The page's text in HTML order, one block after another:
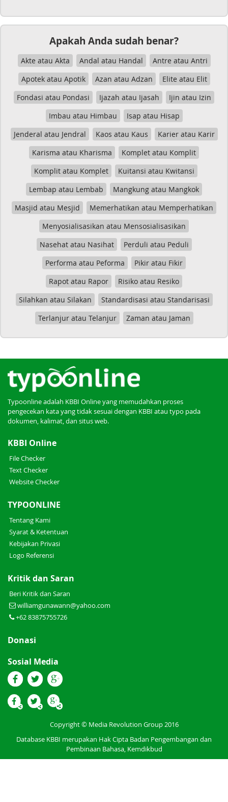
Apakah Anda sudah benar?
Akte atau Akta Andal atau Handal
Antre atau Antri
Apotek atau Apotik
Azan atau Adzan
Elite atau Elit
Fondasi atau Pondasi
Ijazah atau Ijasah
Ijin atau Izin
Imbau atau Himbau
Isap atau Hisap
Jenderal atau Jendral
Kaos atau Kaus
Karier atau Karir
Karisma atau Kharisma
Komplet atau Komplit
Komplit atau Komplet
Kuitansi atau Kwitansi
Lembap atau Lembab
Mangkung atau Mangkok
Masjid atau Mesjid
Memerhatikan atau Memperhatikan
Menyosialisasikan atau Mensosialisasikan
Nasehat atau Nasihat
Perduli atau Peduli
Performa atau Peforma
Pikir atau Fikir
Rapot atau Rapor
Risiko atau Resiko
Silahkan atau Silakan
Standardisasi atau Standarisasi
Terlanjur atau Telanjur
Zaman atau Jaman
Typoonline adalah KBBI Online yang memudahkan proses
pengecekan kata yang tidak sesuai dengan KBBI atau typo pada
dokumen, kalimat, dan situs web.
KBBI Online
File Checker
Text Checker
Website Checker
TYPOONLINE
Tentang Kami
Syarat & Ketentuan
Kebijakan Privasi
Logo Referensi
Kritik dan Saran
Beri Kritik dan Saran
williamgunawann@yahoo.com
+62 83875755726
Donasi
Sosial Media
Copyright © Media Revolution Group 2016
Database KBBI merupakan Hak Cipta Badan Pengembangan dan
Pembinaan Bahasa, Kemdikbud